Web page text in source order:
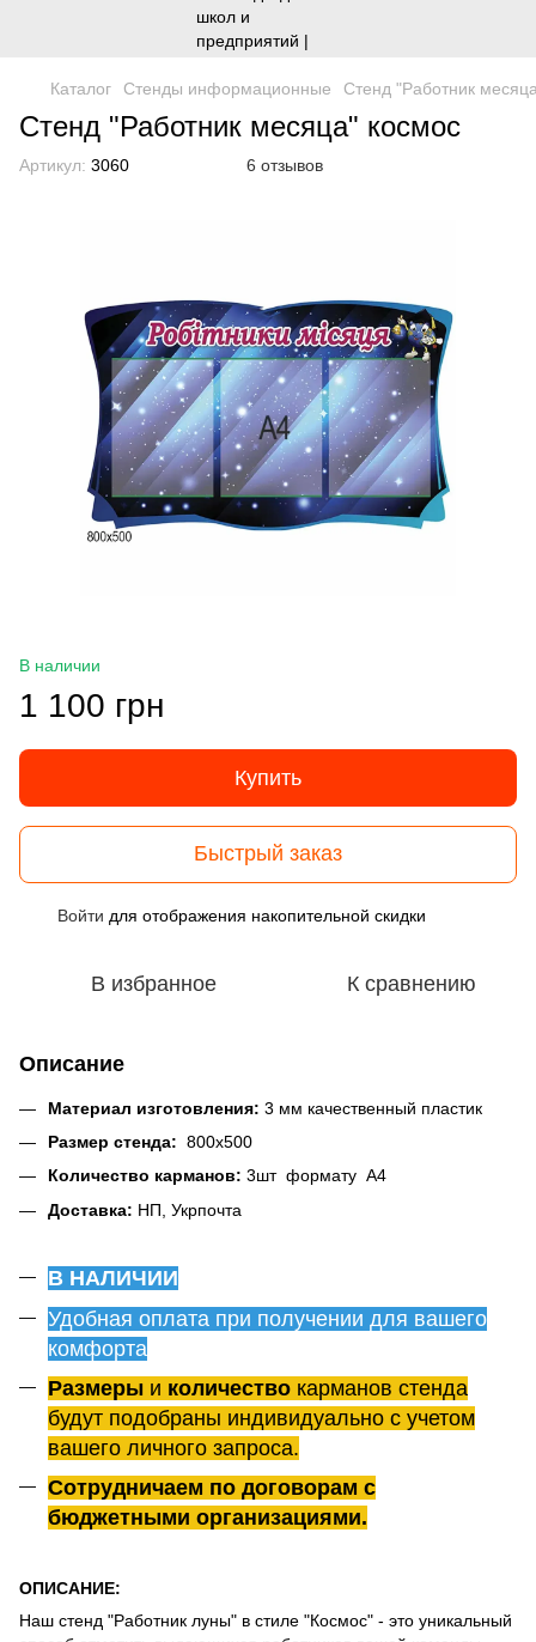
Каталог Стенды информационные Стенд "Работник
Стенд "Работник месяца" космос
Артикул: 3060 6 отзывов
В наличии
1 100 грн
Купить
Быстрый заказ
Войти для отображения накопительной скидки
В избранное К сравнению
Описание
Материал изготовления: 3 мм качественный пластик
Размер стенда: 800х500
Количество карманов: 3шт формату А4
Доставка: НП, Укрпочта
В НАЛИЧИИ
Удобная оплата при получении для вашего
комфорта
Размеры и количество карманов стенда
будут подобраны индивидуально с учетом
вашего личного запроса.
Сотрудничаем по договорам с
бюджетными организациями.
ОПИСАНИЕ:
Наш стенд "Работник луны" в стиле "Космос" - это уникальный